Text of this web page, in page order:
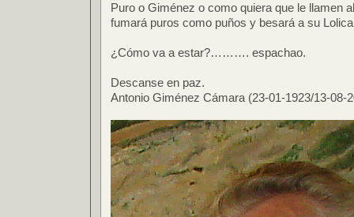
Puro o Giménez o como quiera que le llamen
fumará puros como puños y besará a su
¿Cómo va a estar?………. espachao.
Descanse en paz.
Antonio Giménez Cámara (23-01-1923/13-08-